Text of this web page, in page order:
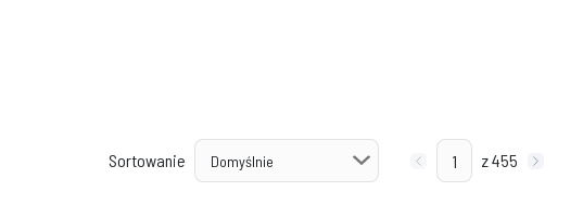
Sortowanie z 455